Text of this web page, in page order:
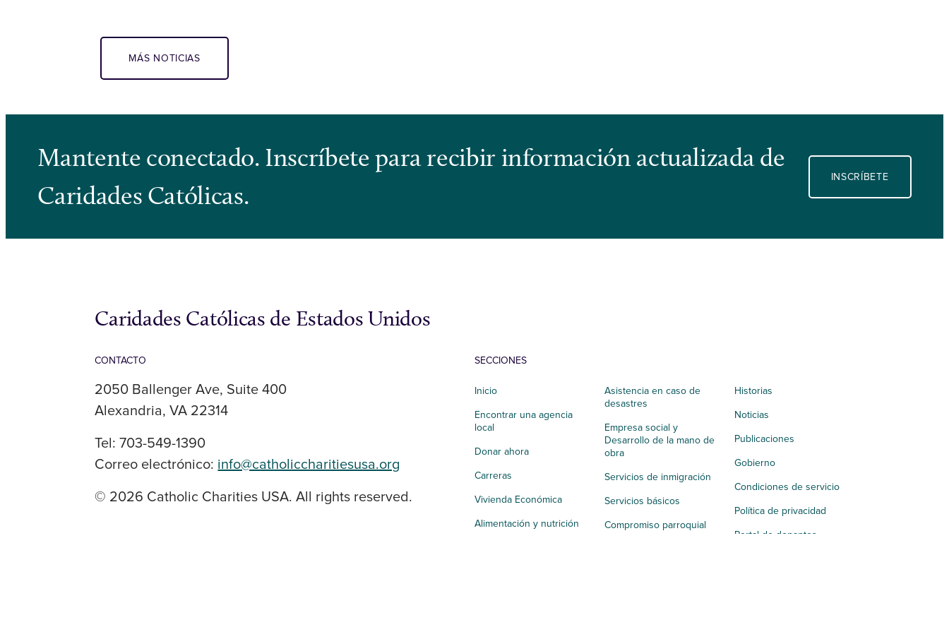
MÁS NOTICIAS
Mantente conectado. Inscríbete para recibir información actualizada de
Caridades Católicas.
INSCRÍBETE
Caridades Católicas de Estados Unidos
CONTACTO
2050 Ballenger Ave, Suite 400
Alexandria, VA 22314
Tel: 703-549-1390
Correo electrónico: info@catholiccharitiesusa.org
© 2026 Catholic Charities USA. All rights reserved.
SECCIONES
Inicio
Encontrar una agencia
local
Donar ahora
Carreras
Vivienda Económica
Alimentación y nutrición
Asistencia en caso de
desastres
Empresa social y
Desarrollo de la mano de
obra
Servicios de inmigración
Servicios básicos
Compromiso parroquial
Historias
Noticias
Publicaciones
Gobierno
Condiciones de servicio
Política de privacidad
Portal de donantes